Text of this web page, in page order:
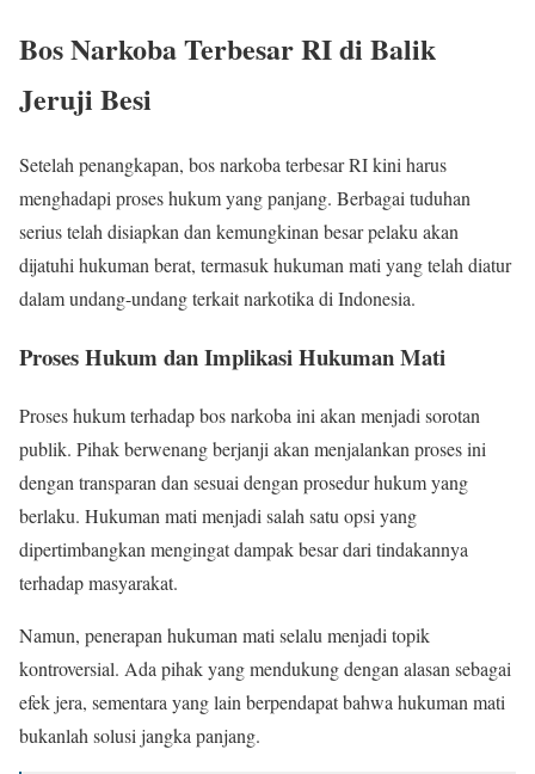
Bos Narkoba Terbesar RI di Balik
Jeruji Besi
Setelah penangkapan, bos narkoba terbesar RI kini harus
menghadapi proses hukum yang panjang. Berbagai tuduhan
serius telah disiapkan dan kemungkinan besar pelaku akan
dijatuhi hukuman berat, termasuk hukuman mati yang telah diatur
dalam undang-undang terkait narkotika di Indonesia.
Proses Hukum dan Implikasi Hukuman Mati
Proses hukum terhadap bos narkoba ini akan menjadi sorotan
publik. Pihak berwenang berjanji akan menjalankan proses ini
dengan transparan dan sesuai dengan prosedur hukum yang
berlaku. Hukuman mati menjadi salah satu opsi yang
dipertimbangkan mengingat dampak besar dari tindakannya
terhadap masyarakat.
Namun, penerapan hukuman mati selalu menjadi topik
kontroversial. Ada pihak yang mendukung dengan alasan sebagai
efek jera, sementara yang lain berpendapat bahwa hukuman mati
bukanlah solusi jangka panjang.